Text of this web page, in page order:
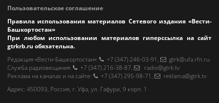
Пользовательское соглашение
Правила использования материалов Сетевого издания «Вести-
Башкортостан»
При любом использовании материалов гиперссылка на сайт
gtrkrb.ru обязательна.
Редакция «Вести-Башкортостан»: +7 (347) 246-03-91 ,
gtrk@ufa.rfn.ru
Cлужба радиовещания: +7 (347) 216-38-87,
radio@gtrk.tv
Реклама на каналах и на сайте: +7 (347) 295-98-71 ,
reklama@gtrk.tv
Адрес: 450093, Россия, г. Уфа, ул. Гафури, 9 корп. 1